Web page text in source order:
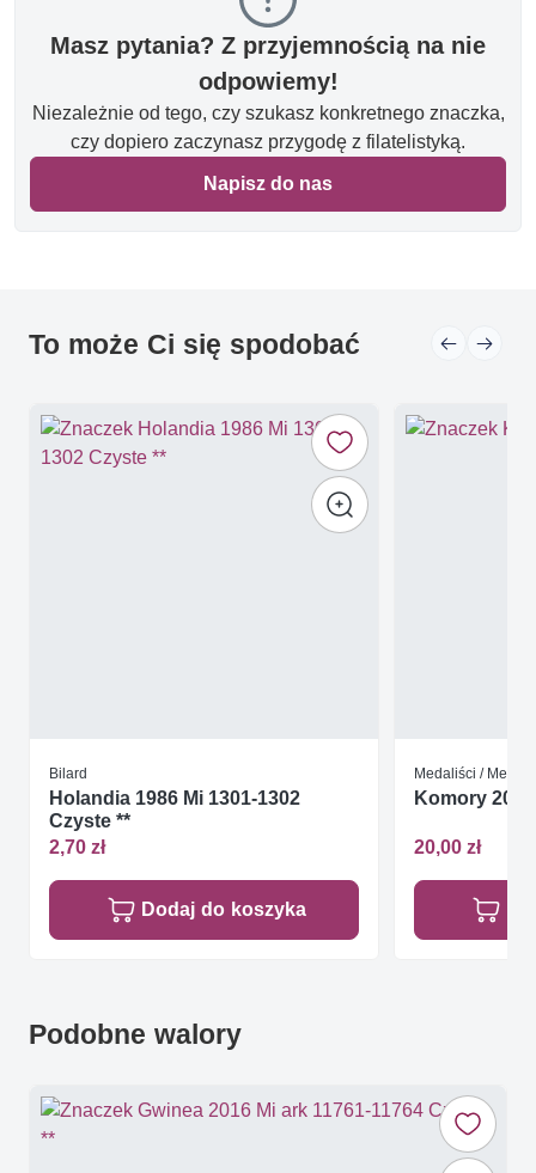
Masz pytania? Z przyjemnością na nie
odpowiemy!
Niezależnie od tego, czy szukasz konkretnego znaczka,
czy dopiero zaczynasz przygodę z filatelistyką.
Napisz do nas
To może Ci się spodobać
Bilard
Holandia 1986 Mi 1301-1302
Czyste **
2,70 zł
Dodaj do koszyka
Medaliści / Medale
Komory
20,00 zł
Podobne walory